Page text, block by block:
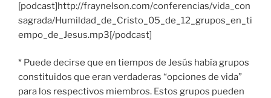
[podcast]http://fraynelson.com/conferencias/vida_con
sagrada/Humildad_de_Cristo_05_de_12_grupos_en_ti
empo_de_Jesus.mp3[/podcast]
* Puede decirse que en tiempos de Jesús había grupos
constituidos que eran verdaderas “opciones de vida”
para los respectivos miembros. Estos grupos pueden